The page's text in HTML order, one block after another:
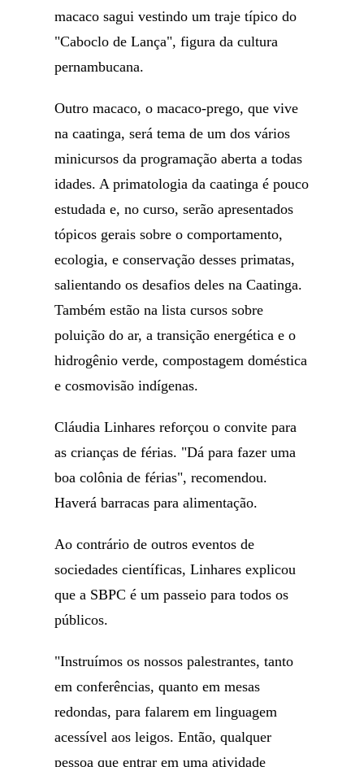
macaco sagui vestindo um traje típico do
"Caboclo de Lança", figura da cultura
pernambucana.
Outro macaco, o macaco-prego, que vive
na caatinga, será tema de um dos vários
minicursos da programação aberta a todas
idades. A primatologia da caatinga é pouco
estudada e, no curso, serão apresentados
tópicos gerais sobre o comportamento,
ecologia, e conservação desses primatas,
salientando os desafios deles na Caatinga.
Também estão na lista cursos sobre
poluição do ar, a transição energética e o
hidrogênio verde, compostagem doméstica
e cosmovisão indígenas.
Cláudia Linhares reforçou o convite para
as crianças de férias. "Dá para fazer uma
boa colônia de férias", recomendou.
Haverá barracas para alimentação.
Ao contrário de outros eventos de
sociedades científicas, Linhares explicou
que a SBPC é um passeio para todos os
públicos.
"Instruímos os nossos palestrantes, tanto
em conferências, quanto em mesas
redondas, para falarem em linguagem
acessível aos leigos. Então, qualquer
pessoa que entrar em uma atividade